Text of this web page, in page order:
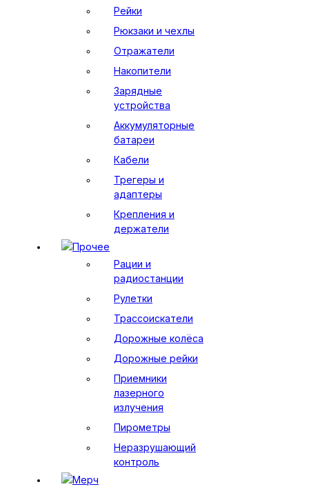
Рейки
Рюкзаки и чехлы
Отражатели
Накопители
Зарядные
устройства
Аккумуляторные
батареи
Кабели
Трегеры и
адаптеры
Крепления и
держатели
Прочее
Рации и
радиостанции
Рулетки
Трассоискатели
Дорожные колёса
Дорожные рейки
Приемники
лазерного
излучения
Пирометры
Неразрушающий
контроль
Мерч